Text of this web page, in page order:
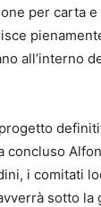
per carta
all’interno
concluso
i comitati
sotto la